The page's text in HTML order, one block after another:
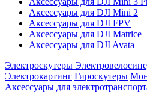
Аксессуары для DJI Mini 2
Аксессуары для DJI FPV
Аксессуары для DJI Matrice
Аксессуары для DJI Avata
Электроскутеры
Электрокартинг Гироскутеры
Аксессуары для